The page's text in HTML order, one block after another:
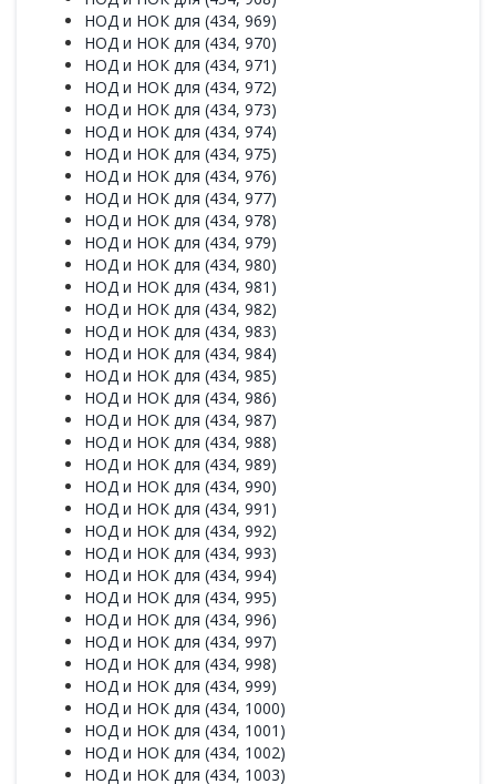
НОД и НОК для (434, 969)
НОД и НОК для (434, 970)
НОД и НОК для (434, 971)
НОД и НОК для (434, 972)
НОД и НОК для (434, 973)
НОД и НОК для (434, 974)
НОД и НОК для (434, 975)
НОД и НОК для (434, 976)
НОД и НОК для (434, 977)
НОД и НОК для (434, 978)
НОД и НОК для (434, 979)
НОД и НОК для (434, 980)
НОД и НОК для (434, 981)
НОД и НОК для (434, 982)
НОД и НОК для (434, 983)
НОД и НОК для (434, 984)
НОД и НОК для (434, 985)
НОД и НОК для (434, 986)
НОД и НОК для (434, 987)
НОД и НОК для (434, 988)
НОД и НОК для (434, 989)
НОД и НОК для (434, 990)
НОД и НОК для (434, 991)
НОД и НОК для (434, 992)
НОД и НОК для (434, 993)
НОД и НОК для (434, 994)
НОД и НОК для (434, 995)
НОД и НОК для (434, 996)
НОД и НОК для (434, 997)
НОД и НОК для (434, 998)
НОД и НОК для (434, 999)
НОД и НОК для (434, 1000)
НОД и НОК для (434, 1001)
НОД и НОК для (434, 1002)
НОД и НОК для (434, 1003)